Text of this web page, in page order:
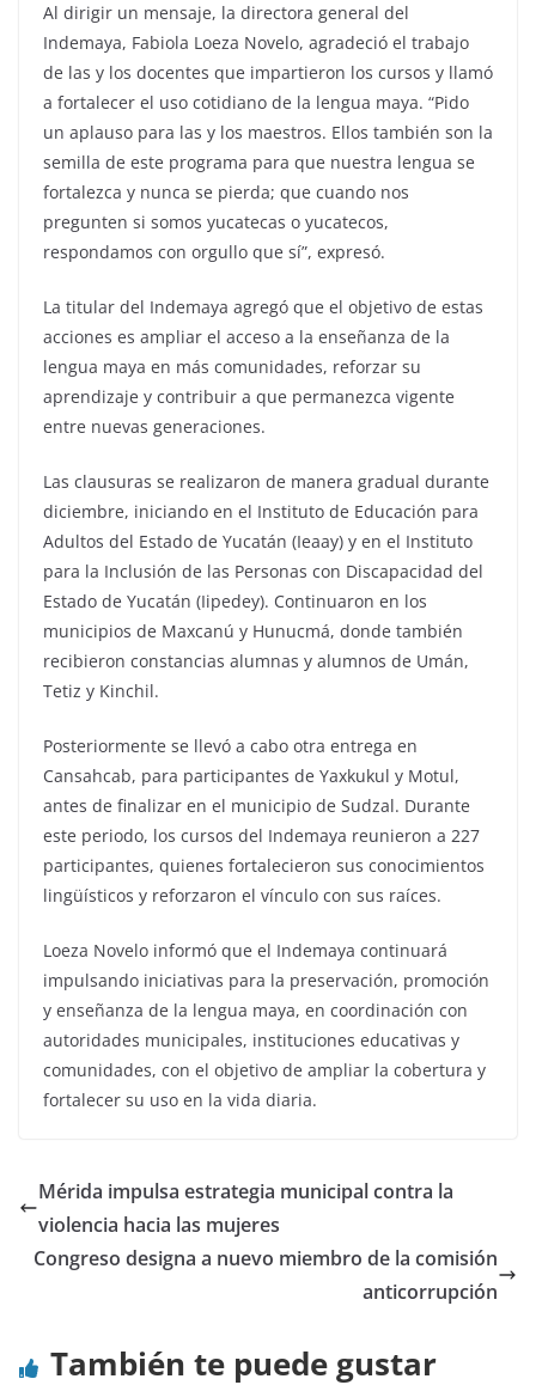
Al dirigir un mensaje, la directora general del
Indemaya, Fabiola Loeza Novelo, agradeció el trabajo
de las y los docentes que impartieron los cursos y llamó
a fortalecer el uso cotidiano de la lengua maya. “Pido
un aplauso para las y los maestros. Ellos también son la
semilla de este programa para que nuestra lengua se
fortalezca y nunca se pierda; que cuando nos
pregunten si somos yucatecas o yucatecos,
respondamos con orgullo que sí”, expresó.
La titular del Indemaya agregó que el objetivo de estas
acciones es ampliar el acceso a la enseñanza de la
lengua maya en más comunidades, reforzar su
aprendizaje y contribuir a que permanezca vigente
entre nuevas generaciones.
Las clausuras se realizaron de manera gradual durante
diciembre, iniciando en el Instituto de Educación para
Adultos del Estado de Yucatán (Ieaay) y en el Instituto
para la Inclusión de las Personas con Discapacidad del
Estado de Yucatán (Iipedey). Continuaron en los
municipios de Maxcanú y Hunucmá, donde también
recibieron constancias alumnas y alumnos de Umán,
Tetiz y Kinchil.
Posteriormente se llevó a cabo otra entrega en
Cansahcab, para participantes de Yaxkukul y Motul,
antes de finalizar en el municipio de Sudzal. Durante
este periodo, los cursos del Indemaya reunieron a 227
participantes, quienes fortalecieron sus conocimientos
lingüísticos y reforzaron el vínculo con sus raíces.
Loeza Novelo informó que el Indemaya continuará
impulsando iniciativas para la preservación, promoción
y enseñanza de la lengua maya, en coordinación con
autoridades municipales, instituciones educativas y
comunidades, con el objetivo de ampliar la cobertura y
fortalecer su uso en la vida diaria.
Mérida impulsa estrategia municipal contra la
violencia hacia las mujeres
Congreso designa a nuevo miembro de la comisión
anticorrupción
También te puede gustar